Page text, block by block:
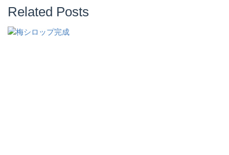
Related Posts